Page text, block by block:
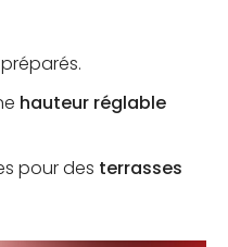
hauteur réglable
pour des terrasses